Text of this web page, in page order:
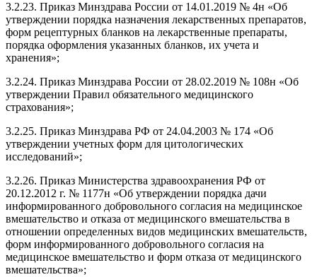
3.2.23. Приказ Минздрава России от 14.01.2019 № 4н «Об
утверждении порядка назначения лекарственных препаратов,
форм рецептурных бланков на лекарственные препараты,
порядка оформления указанных бланков, их учета и
хранения»;
3.2.24. Приказ Минздрава России от 28.02.2019 № 108н «Об
утверждении Правил обязательного медицинского
страхования»;
3.2.25. Приказ Минздрава РФ от 24.04.2003 № 174 «Об
утверждении учетных форм для цитологических
исследований»;
3.2.26. Приказ Министерства здравоохранения РФ от
20.12.2012 г. № 1177н «Об утверждении порядка дачи
информированного добровольного согласия на медицинское
вмешательство и отказа от медицинского вмешательства в
отношении определенных видов медицинских вмешательств,
форм информированного добровольного согласия на
медицинское вмешательство и форм отказа от медицинского
вмешательства»;